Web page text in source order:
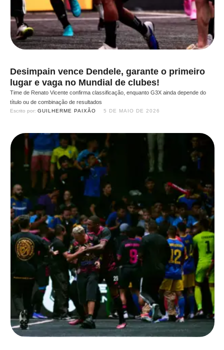
Desimpain vence Dendele, garante o primeiro
lugar e vaga no Mundial de clubes!
Time de Renato Vicente confirma classificação, enquanto G3X ainda depende do
título ou de combinação de resultados
Escrito por: GUILHERME PAIXÃO 5 DE MAIO DE 2026